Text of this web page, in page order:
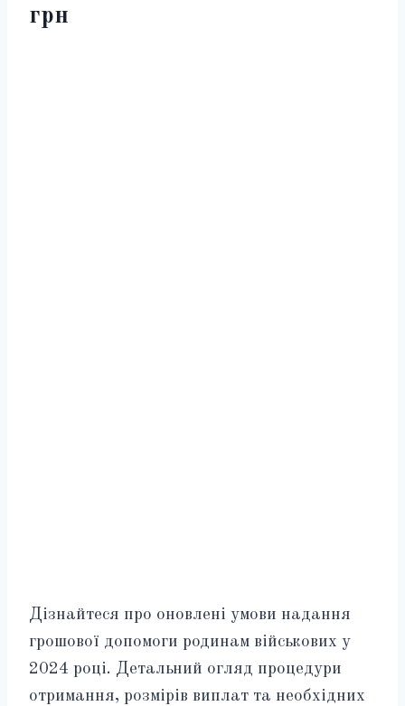
грн
Дізнайтеся про оновлені умови надання
грошової допомоги родинам військових у
2024 році. Детальний огляд процедури
отримання, розмірів виплат та необхідних